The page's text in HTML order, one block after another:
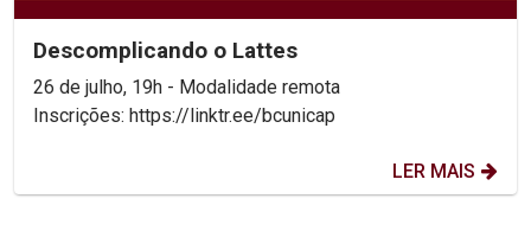
Descomplicando o Lattes
26 de julho, 19h - Modalidade remota
Inscrições: https://linktr.ee/bcunicap
LER MAIS